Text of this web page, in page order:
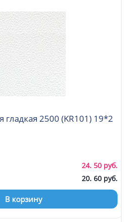
Кромка ПВХ белая гладкая 2500 (KR101) 19*2
24. 50 руб.
20. 60 руб.
В корзину